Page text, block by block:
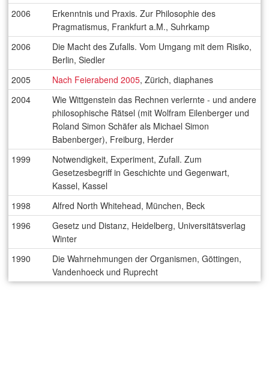
2006
Erkenntnis und Praxis. Zur Philosophie des
Pragmatismus, Frankfurt a.M., Suhrkamp
2006
Die Macht des Zufalls. Vom Umgang mit dem Risiko,
Berlin, Siedler
2005
Nach Feierabend 2005, Zürich, diaphanes
2004
Wie Wittgenstein das Rechnen verlernte - und andere
philosophische Rätsel (mit Wolfram Eilenberger und
Roland Simon Schäfer als Michael Simon
Babenberger), Freiburg, Herder
1999
Notwendigkeit, Experiment, Zufall. Zum
Gesetzesbegriff in Geschichte und Gegenwart,
Kassel, Kassel
1998
Alfred North Whitehead, München, Beck
1996
Gesetz und Distanz, Heidelberg, Universitätsverlag
Winter
1990
Die Wahrnehmungen der Organismen, Göttingen,
Vandenhoeck und Ruprecht